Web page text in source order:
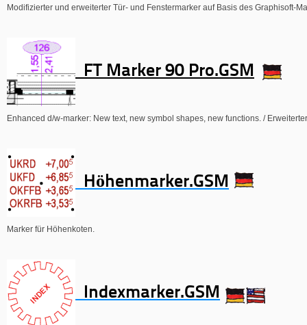
Modifizierter und erweiterter Tür- und Fenstermarker auf Basis des Graphisoft-
FT Marker 90 Pro.GSM
Enhanced d/w-marker: New text, new symbol shapes, new functions. /
Höhenmarker.GSM
Marker für Höhenkoten.
Indexmarker.GSM